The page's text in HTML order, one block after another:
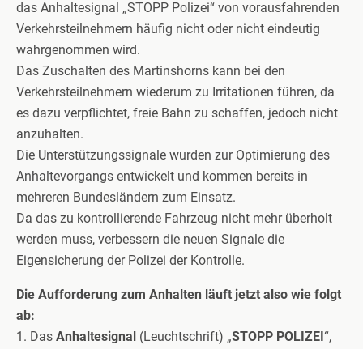
das Anhaltesignal „STOPP Polizei“ von vorausfahrenden
Verkehrsteilnehmern häufig nicht oder nicht eindeutig
wahrgenommen wird.
Das Zuschalten des Martinshorns kann bei den
Verkehrsteilnehmern wiederum zu Irritationen führen, da
es dazu verpflichtet, freie Bahn zu schaffen, jedoch nicht
anzuhalten.
Die Unterstützungssignale wurden zur Optimierung des
Anhaltevorgangs entwickelt und kommen bereits in
mehreren Bundesländern zum Einsatz.
Da das zu kontrollierende Fahrzeug nicht mehr überholt
werden muss, verbessern die neuen Signale die
Eigensicherung der Polizei der Kontrolle.
Die Aufforderung zum Anhalten läuft jetzt also wie folgt
ab:
1. Das Anhaltesignal (Leuchtschrift) „STOPP POLIZEI “,